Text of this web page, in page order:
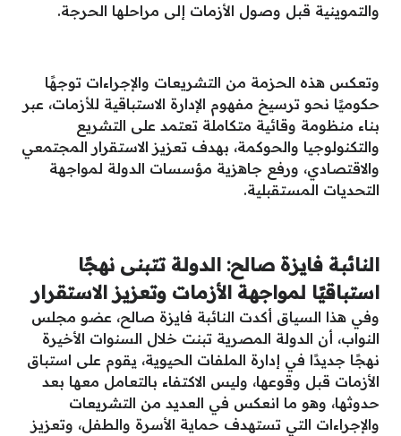
والتموينية قبل وصول الأزمات إلى مراحلها الحرجة.
وتعكس هذه الحزمة من التشريعات والإجراءات توجهًا
حكوميًا نحو ترسيخ مفهوم الإدارة الاستباقية للأزمات، عبر
بناء منظومة وقائية متكاملة تعتمد على التشريع
والتكنولوجيا والحوكمة، بهدف تعزيز الاستقرار المجتمعي
والاقتصادي، ورفع جاهزية مؤسسات الدولة لمواجهة
التحديات المستقبلية.
النائبة فايزة صالح: الدولة تتبنى نهجًا
استباقيًا لمواجهة الأزمات وتعزيز الاستقرار
وفي هذا السياق أكدت النائبة فايزة صالح، عضو مجلس
النواب، أن الدولة المصرية تبنت خلال السنوات الأخيرة
نهجًا جديدًا في إدارة الملفات الحيوية، يقوم على استباق
الأزمات قبل وقوعها، وليس الاكتفاء بالتعامل معها بعد
حدوثها، وهو ما انعكس في العديد من التشريعات
والإجراءات التي تستهدف حماية الأسرة والطفل، وتعزيز